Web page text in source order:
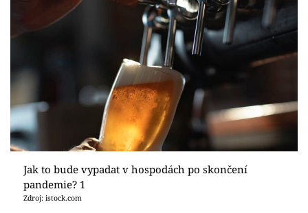
Virály
Sledujte prima+
Přihlášení
Jak to bude vypadat v hospodách po skončení
pandemie? 1
Zdroj: istock.com